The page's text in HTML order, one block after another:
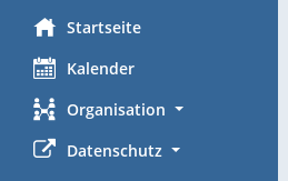
Startseite
Kalender
Organisation
Datenschutz